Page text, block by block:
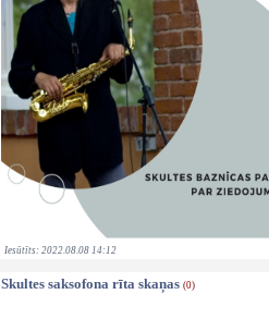
Iesūtīts: 2022.08.08 14:12
Skultes saksofona rīta skaņas (0)